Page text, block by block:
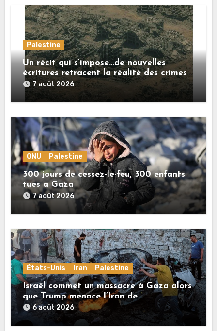
Palestine
Un récit qui s’impose…de nouvelles
écritures retracent la réalité des crimes
sionistes à Gaza
7 août 2026
ONU Palestine
300 jours de cessez-le-feu, 300 enfants
tués à Gaza
7 août 2026
États-Unis Iran Palestine
Israël commet un massacre à Gaza alors
que Trump menace l’Iran de
«décapitation»
6 août 2026